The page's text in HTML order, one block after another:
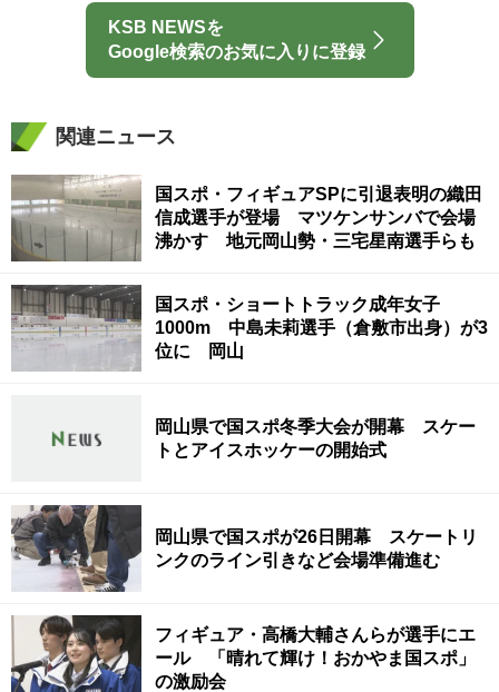
KSB NEWSを
Google検索のお気に入りに登録
関連ニュース
国スポ・フィギュアSPに引退表明の織田
信成選手が登場 マツケンサンバで会場
沸かす 地元岡山勢・三宅星南選手らも
国スポ・ショートトラック成年女子
1000m 中島未莉選手（倉敷市出身）が3
位に 岡山
岡山県で国スポ冬季大会が開幕 スケー
トとアイスホッケーの開始式
岡山県で国スポが26日開幕 スケートリ
ンクのライン引きなど会場準備進む
フィギュア・高橋大輔さんらが選手にエ
ール 「晴れて輝け！おかやま国スポ」
の激励会